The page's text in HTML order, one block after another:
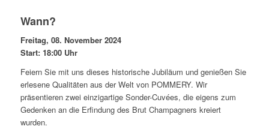
Wann?
Freitag, 08. November 2024
Start: 18:00 Uhr
Feiern Sie mit uns dieses historische Jubiläum und genießen Sie
erlesene Qualitäten aus der Welt von POMMERY. Wir
präsentieren zwei einzigartige Sonder-Cuvées, die eigens zum
Gedenken an die Erfindung des Brut Champagners kreiert
wurden.